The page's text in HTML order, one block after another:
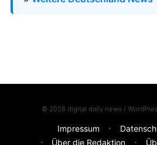
© 2026 digital daily news /
Impressum
Über die Redaktion